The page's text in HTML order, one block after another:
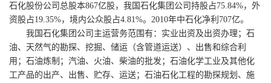
石化股份公司总股本867亿股，我国石化集团公司持股占75.84%，外
资股占19.35%，境内公众股占4.81%。2010年中石化净利707亿。
我国石化集团公司主运营务范围有：实业出资及出资办理；石
油、天然气的勘探、挖掘、储运（含管道运送）、出售和综合利
用；石油炼制；汽油、火油、柴油的批发；石油化学工业及其他化
工产品的出产、出售、贮存、运送；石油石化工程的勘探规划、施